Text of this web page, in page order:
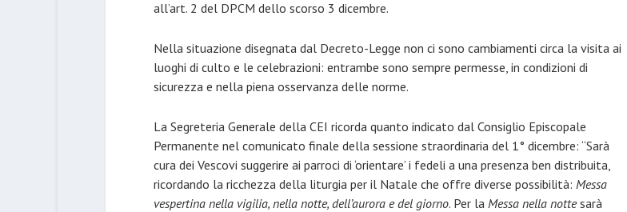
all’art. 2 del DPCM dello scorso 3 dicembre.
Nella situazione disegnata dal Decreto-Legge non ci sono cambiamenti circa la visita ai
luoghi di culto e le celebrazioni: entrambe sono sempre permesse, in condizioni di
sicurezza e nella piena osservanza delle norme.
La Segreteria Generale della CEI ricorda quanto indicato dal Consiglio Episcopale
Permanente nel comunicato finale della sessione straordinaria del 1° dicembre: “Sarà
cura dei Vescovi suggerire ai parroci di ‘orientare’ i fedeli a una presenza ben distribuita,
ricordando la ricchezza della liturgia per il Natale che offre diverse possibilità: Messa
vespertina nella vigilia, nella notte, dell’aurora e del giorno. Per la Messa nella nottesarà